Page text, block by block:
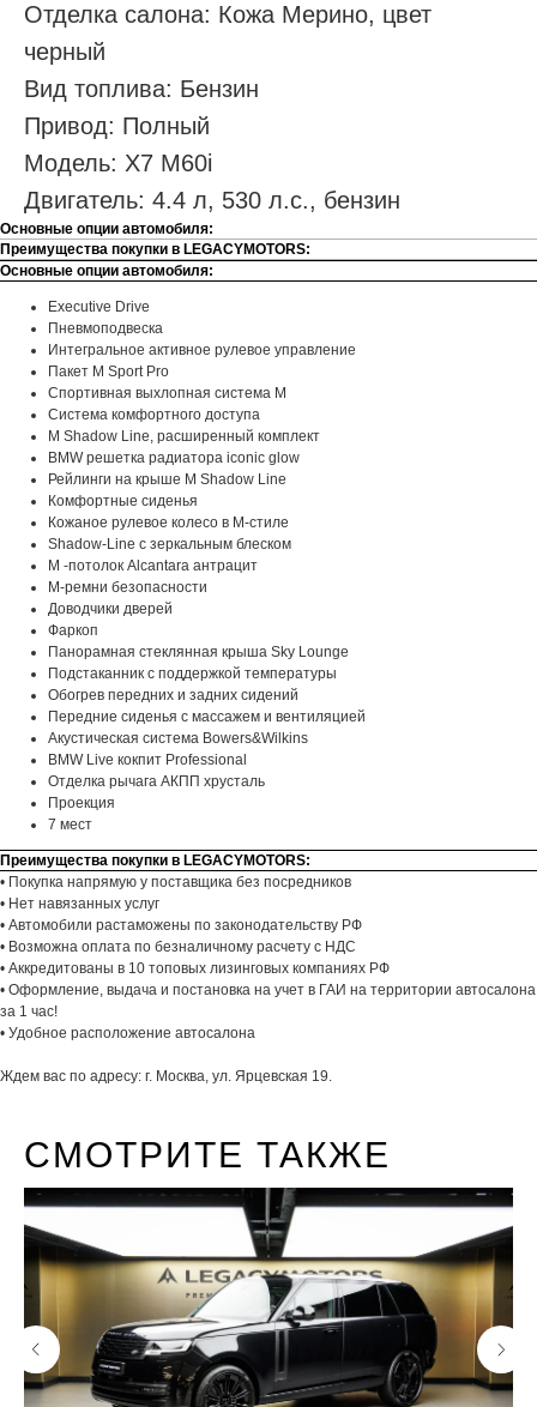
Отделка салона: Кожа Мерино, цвет
черный
Вид топлива: Бензин
Привод: Полный
Модель: X7 M60i
Двигатель: 4.4 л, 530 л.с., бензин
Основные опции автомобиля:
Преимущества покупки в LEGACYMOTORS:
Основные опции автомобиля:
Executive Drive
Пневмоподвеска
Интегральное активное рулевое управление
Пакет M Sport Pro
Спортивная выхлопная система M
Система комфортного доступа
M Shadow Line, расширенный комплект
BMW решетка радиатора iconic glow
Рейлинги на крыше M Shadow Line
Комфортные сиденья
Кожаное рулевое колесо в M-стиле
Shadow-Line с зеркальным блеском
М -потолок Alcantara антрацит
М-ремни безопасности
Доводчики дверей
Фаркоп
Панорамная стеклянная крыша Sky Lounge
Подстаканник с поддержкой температуры
Обогрев передних и задних сидений
Передние сиденья с массажем и вентиляцией
Акустическая система Bowers&Wilkins
BMW Live кокпит Professional
Отделка рычага АКПП хрусталь
Проекция
7 мест
Преимущества покупки в LEGACYMOTORS:
• Покупка напрямую у поставщика без посредников
• Нет навязанных услуг
• Автомобили растаможены по законодательству РФ
• Возможна оплата по безналичному расчету с НДС
• Аккредитованы в 10 топовых лизинговых компаниях РФ
• Оформление, выдача и постановка на учет в ГАИ на территории автосалона
за 1 час!
• Удобное расположение автосалона
Ждем вас по адресу: г. Москва, ул. Ярцевская 19.
СМОТРИТЕ ТАКЖЕ